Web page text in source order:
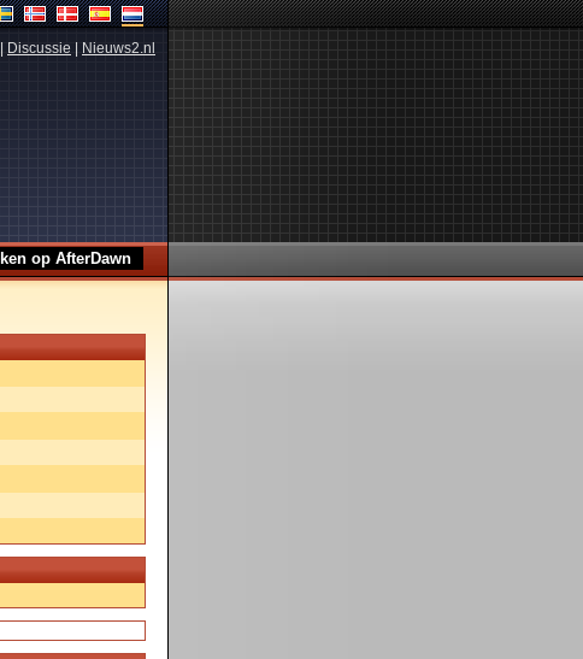
Discussie Nieuws2.nl